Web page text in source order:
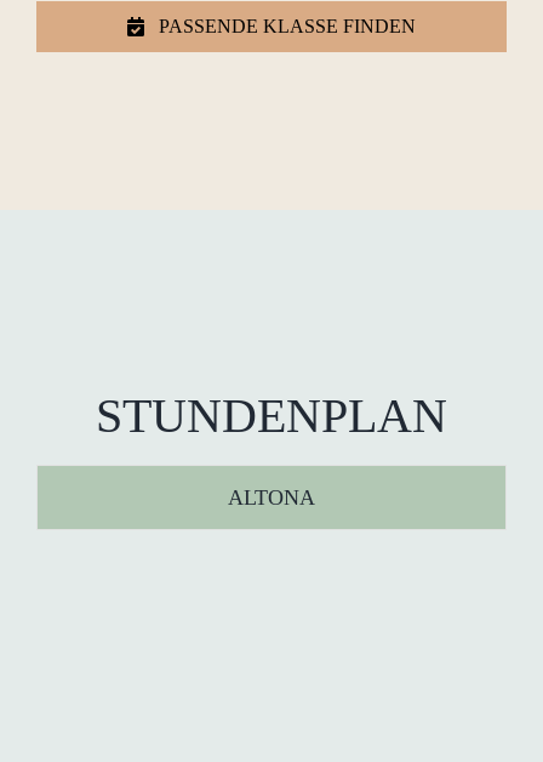
PASSENDE KLASSE FINDEN
STUNDENPLAN
ALTONA